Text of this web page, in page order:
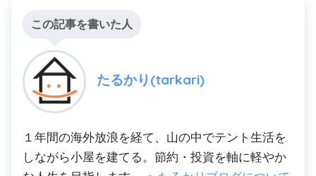
この記事を書いた人
たるかり(tarkari)
１年間の海外放浪を経て、山の中でテント生活を
しながら小屋を建てる。節約・投資を軸に軽やか